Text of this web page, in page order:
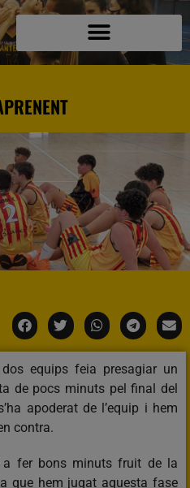
equips feia presagiar un
de pocs minuts pel final del
apoderat de l’equip i hem
contra.
fer bons minuts fruit de la
que hem jugat aquesta fase